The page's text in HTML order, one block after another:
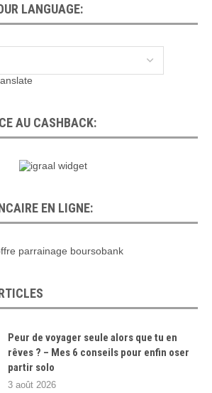
LANGUAGE:
AU CASHBACK:
EN LIGNE:
Peur de voyager seule alors que tu en
rêves ? – Mes 6 conseils pour enfin oser
partir solo
3 août 2026